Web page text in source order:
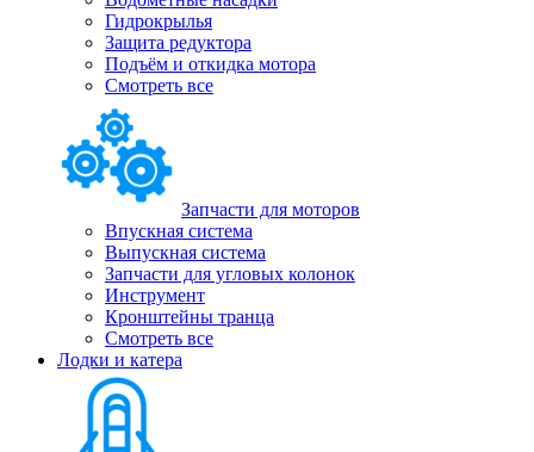
Гидрокрылья
Защита редуктора
Подъём и откидка мотора
Смотреть все
Запчасти для моторов
Впускная система
Выпускная система
Запчасти для угловых колонок
Инструмент
Кронштейны транца
Смотреть все
Лодки и катера